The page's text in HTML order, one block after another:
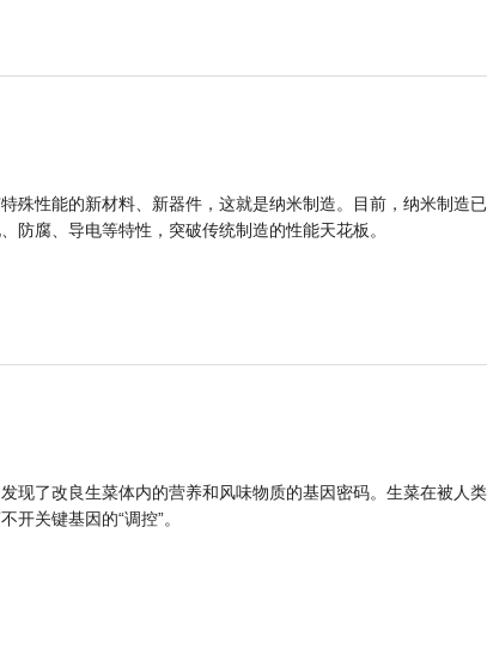
殊性能的新材料、新器件，这就是纳米制造。目前，纳米制造
防腐、导电等特性，突破传统制造的性能天花板。
现了改良生菜体内的营养和风味物质的基因密码。生菜在被人
关键基因的“调控”。